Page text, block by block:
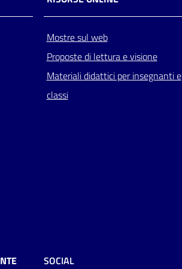
Mostre sul web
Proposte di lettura e visione
Materiali didattici per insegnanti e
classi
SOCIAL